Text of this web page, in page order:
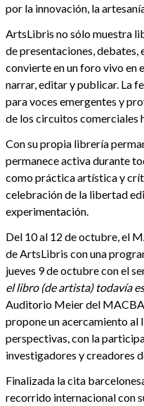
por la innovación, la
ArtsLibris no sólo muestra
de presentaciones, debates,
convierte en un foro vivo en
narrar, editar y publicar. La
para voces emergentes y
de los circuitos comerciales
Con su propia librería
permanece activa durante
como práctica artística y
celebración de la libertad
experimentación.
Del 10 al 12 de octubre, el
de ArtsLibris con una
jueves 9 de octubre con el
el libro (de artista) todavía
Auditorio Meier del
propone un acercamiento
perspectivas, con la
investigadores y creadores
Finalizada la cita
recorrido internacional con